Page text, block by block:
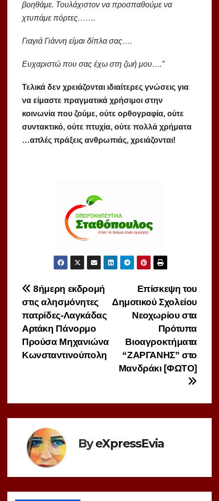
βοηθάμε. Τουλάχιστον να προσπαθούμε να
χτυπάμε πόρτες…….
Γιαγιά Γιάννη είμαι δίπλα σας….
Ευχαριστώ που σας έχω στη ζωή μου….”
Τελικά δεν χρειάζονται ιδιαίτερες γνώσεις για
να είμαστε πραγματικά χρήσιμοι στην
κοινωνία που ζούμε, ούτε ορθογραφία, ούτε
συντακτικό, ούτε πτυχία, ούτε πολλά χρήματα
…απλές πράξεις ανθρωπιάς, χρειάζονται!
Πλοήγηση
άρθρων
Επίσκεψη του
Δημοτικού Σχολείου
Νεοχωρίου στα
Πρότυπα
Βιοαγροκτήματα
“ΖΑΡΓΑΝΗΣ” στο
Μανδράκι [ΦΩΤΟ]
8ήμερη εκδρομή
στις αλησμόνητες
πατρίδες-Λαγκάδας
Αρτάκη Πάνορμο
Προύσα Μηχανιώνα
Κωνσταντινούπολη
ByeXpressEvia